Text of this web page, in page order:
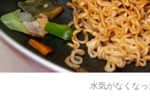
水気がなくな